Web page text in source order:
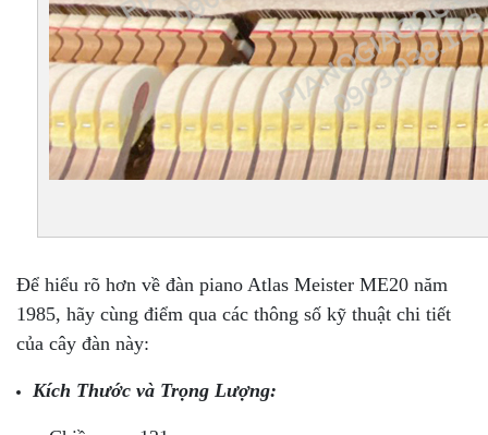
Để hiểu rõ hơn về đàn piano Atlas Meister ME20 năm
1985, hãy cùng điểm qua các thông số kỹ thuật chi tiết
của cây đàn này:
Kích Thước và Trọng Lượng: